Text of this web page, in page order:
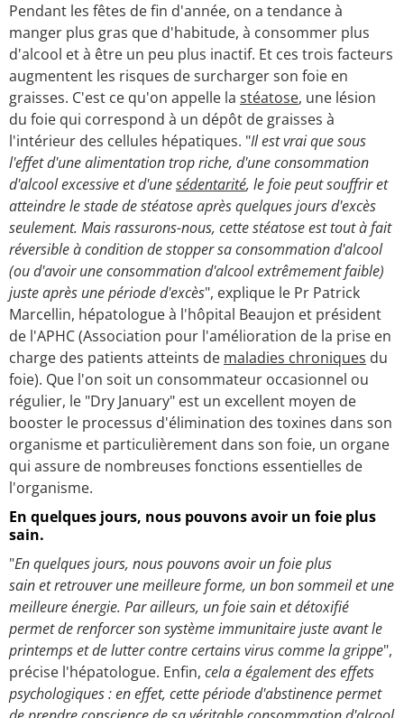
Pendant les fêtes de fin d'année, on a tendance à
manger plus gras que d'habitude, à consommer plus
d'alcool et à être un peu plus inactif. Et ces trois facteurs
augmentent les risques de surcharger son foie en
graisses. C'est ce qu'on appelle la stéatose, une lésion
du foie qui correspond à un dépôt de graisses à
l'intérieur des cellules hépatiques. "Il est vrai que sous
l'effet d'une alimentation trop riche, d'une consommation
d'alcool excessive et d'unesédentarité, le foie peut souffrir et
atteindre le stade de stéatose après quelques jours d'excès
seulement. Mais rassurons-nous, cette stéatose est tout à fait
réversible à condition de stopper sa consommation d'alcool
(ou d'avoir une consommation d'alcool extrêmement faible)
juste après une période d'excès", explique le Pr Patrick
Marcellin, hépatologue à l'hôpital Beaujon et président
de l'APHC (Association pour l'amélioration de la prise en
charge des patients atteints de maladies chroniques du
foie). Que l'on soit un consommateur occasionnel ou
régulier, le "Dry January" est un excellent moyen de
booster le processus d'élimination des toxines dans son
organisme et particulièrement dans son foie, un organe
qui assure de nombreuses fonctions essentielles de
l'organisme.
En quelques jours, nous pouvons avoir un foie plus
sain.
"En quelques jours, nous pouvons avoir un foie plus
sain et retrouver une meilleure forme, un bon sommeil et une
meilleure énergie. Par ailleurs, un foie sain et détoxifié
permet de renforcer son système immunitaire juste avant le
printemps et de lutter contre certains virus comme la grippe",
précise l'hépatologue. Enfin, cela a également des effets
psychologiques : en effet, cette période d'abstinence permet